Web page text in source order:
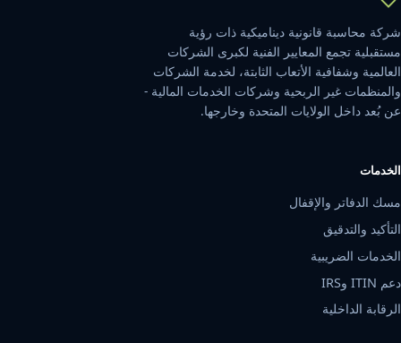
شركة محاسبة قانونية ديناميكية ذات رؤية
مستقبلية تجمع المعايير الفنية لكبرى الشركات
العالمية وشفافية الأتعاب الثابتة، لخدمة الشركات
والمنظمات غير الربحية وشركات الخدمات المالية -
عن بُعد داخل الولايات المتحدة وخارجها.
الخدمات
مسك الدفاتر والإقفال
التأكيد والتدقيق
الخدمات الضريبية
دعم ITIN وIRS
الرقابة الداخلية